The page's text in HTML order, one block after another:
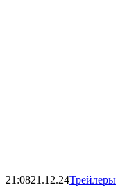
21:0821.12.24Трейлеры